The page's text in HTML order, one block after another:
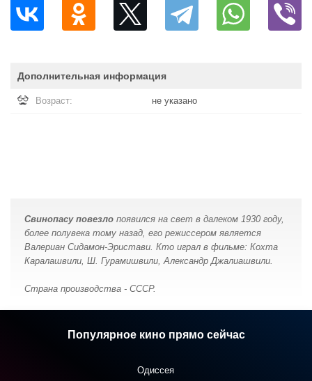
Дополнительная информация
Возраст: не указано
Свинопасу повезло появился на свет в далеком 1930 году,
более полувека тому назад, его режиссером является
Валериан Сидамон-Эристави. Кто играл в фильме: Кохта
Каралашвили, Ш. Гурамишвили, Александр Джалиашвили.
Страна производства - СССР.
Популярное кино прямо сейчас
Одиссея